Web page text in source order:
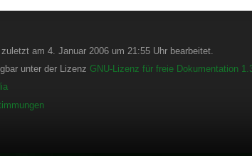
am 4. Januar 2006 um 21:55 Uhr bearbeitet.
unter der Lizenz GNU-Lizenz für freie Dokumentation